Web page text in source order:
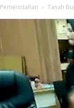
Pemerintahan Tanah